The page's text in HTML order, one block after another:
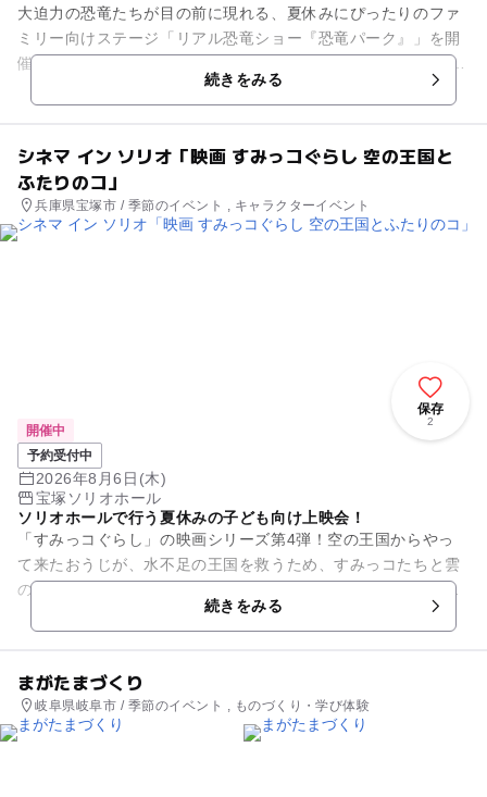
大迫力の恐竜たちが目の前に現れる、夏休みにぴったりのファ
ミリー向けステージ「リアル恐竜ショー『恐竜パーク』」を開
催します。 まるで本物のように動き、鳴き声を響かせるリアル
な恐竜たちが次々と登場...続きをみる
シネマ イン ソリオ「映画 すみっコぐらし 空の王国と
ふたりのコ」
兵庫県宝塚市 / 季節のイベント , キャラクターイベント
保存
2
開催中
予約受付中
2026年8月6日(木)
宝塚ソリオホール
ソリオホールで行う夏休みの子ども向け上映会！
「すみっコぐらし」の映画シリーズ第4弾！空の王国からやっ
て来たおうじが、水不足の王国を救うため、すみっコたちと雲
の上の大冒険を繰り広げます！夏休みの思い出に、ソリオホー
続きをみる
まがたまづくり
岐阜県岐阜市 / 季節のイベント , ものづくり・学び体験